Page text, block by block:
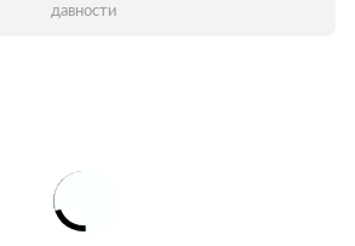
давности